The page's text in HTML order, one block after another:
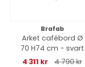
Brafab
Arket cafébord Ø
70 H74 cm - svart
4 311 kr
4 790 kr